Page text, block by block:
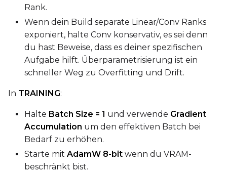
Rank.
Wenn dein Build separate Linear/Conv Ranks
exponiert, halte Conv konservativ, es sei denn
du hast Beweise, dass es deiner spezifischen
Aufgabe hilft. Überparametrisierung ist ein
schneller Weg zu Overfitting und Drift.
In TRAINING:
Halte Batch Size = 1 und verwende Gradient
Accumulation um den effektiven Batch bei
Bedarf zu erhöhen.
Starte mit AdamW 8-bit wenn du VRAM-
beschränkt bist.